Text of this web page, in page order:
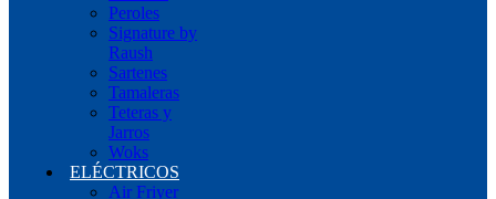
Peroles
Signature by
Raush
Sartenes
Tamaleras
Teteras y
Jarros
Woks
ELÉCTRICOS
Air Friyer